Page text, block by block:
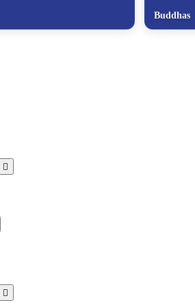
Buddhas

